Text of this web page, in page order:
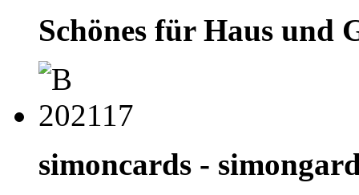
Schönes für Haus und
simoncards -